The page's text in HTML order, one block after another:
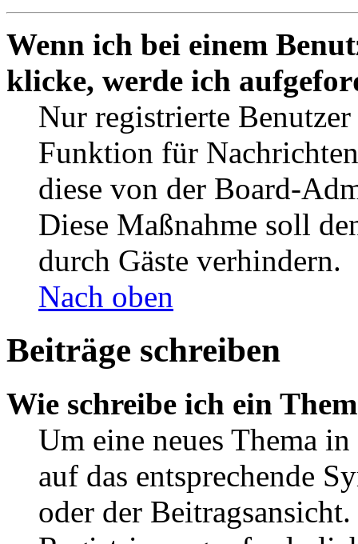
Wenn ich bei einem
klicke, werde ich
Nur registrierte
Funktion für
diese von der Board-
Diese Maßnahme soll
durch Gäste verhindern.
Nach oben
Beiträge schreiben
Wie schreibe ich ein
Um eine neues Thema
auf das entsprechende
oder der